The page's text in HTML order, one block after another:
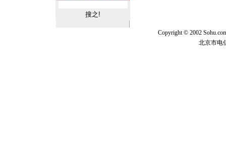
Copyright © 2002
北京市电